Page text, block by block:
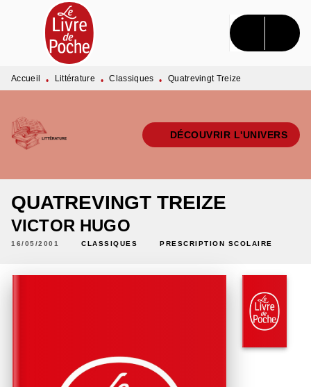
MENU RECHERCHE CONTENU
PIED DE PAGE
Accueil • Littérature • Classiques • Quatrevingt Treize
DÉCOUVRIR L'UNIVERS
QUATREVINGT TREIZE
VICTOR HUGO
16/05/2001 CLASSIQUES PRESCRIPTION SCOLAIRE